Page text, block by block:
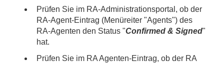
Prüfen Sie im RA-Administrationsportal, ob der
RA-Agent-Eintrag (Menüreiter "Agents") des
RA-Agenten den Status "Confirmed & Signed"
hat.
Prüfen Sie im RA Agenten-Eintrag, ob der RA